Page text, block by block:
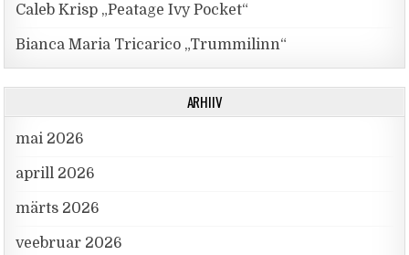
Caleb Krisp „Peatage Ivy Pocket“
Bianca Maria Tricarico „Trummilinn“
ARHIIV
mai 2026
aprill 2026
märts 2026
veebruar 2026